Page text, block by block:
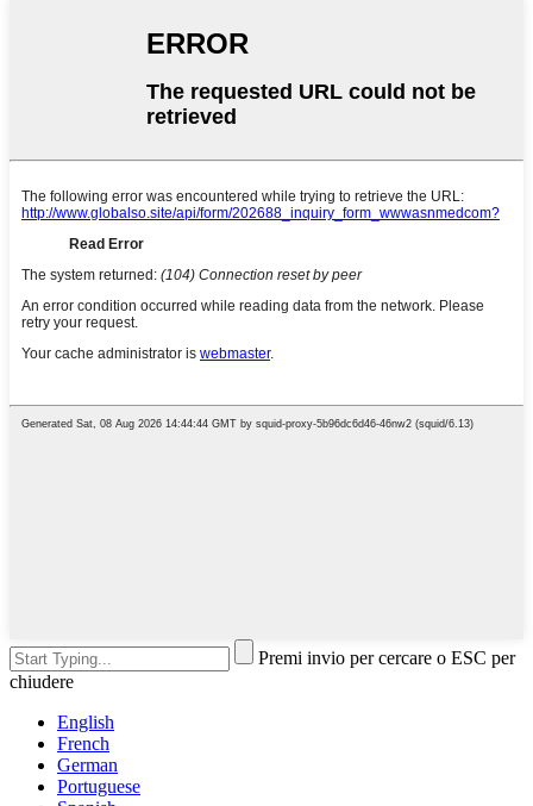
Premi invio per cercare o ESC per
chiudere
English
French
German
Portuguese